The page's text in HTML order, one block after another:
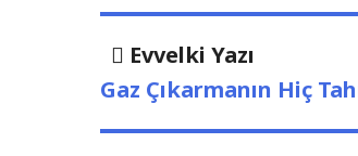
Yazı
dolaşımı
Evvelki Yazı
Yazı
Gaz Çıkarmanın Hiç